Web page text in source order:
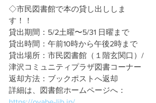
◇市民図書館で本の貸し出ししま
す！！
貸出期間：5/2土曜〜5/31 日曜まで
貸出時間：午前10時から午後2時まで
貸出場所：市民図書館（１階玄関口）/
津沢コミュニティプラザ図書コーナー
返却方法：ブックポストへ返却
詳細は、図書館ホームページへ：